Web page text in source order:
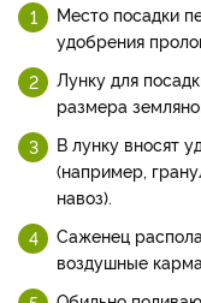
Место посадки
удобрения
Лунку для
размера
В лунку вносят
(например,
навоз).
Саженец
воздушные